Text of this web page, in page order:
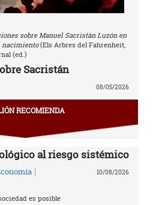
sobre Manuel Sacristán Luzón en
nacimiento(Els Arbres del Fahrenheit,
(ed.)
Sacristán
08/05/2026
RECOMIENDA
al riesgo sistémico
| 10/08/2026
es posible